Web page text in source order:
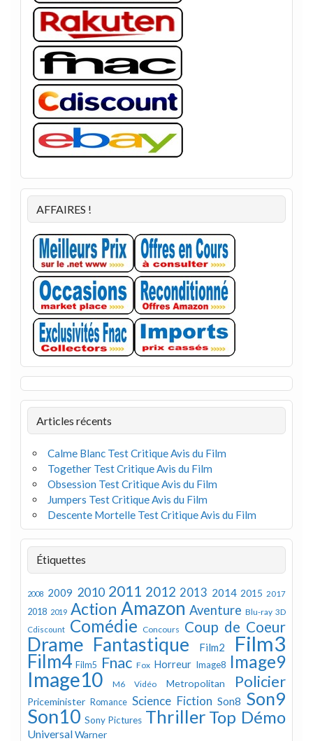
AFFAIRES !
Articles récents
Calme Blanc Test Critique Avis du Film
Together Test Critique Avis du Film
Obsession Test Critique Avis du Film
Jumpers Test Critique Avis du Film
Descente Mortelle Test Critique Avis du Film
Étiquettes
2008 2009 2010 2011 2012 2013 2014 2015 2017
2018 2019 Action Amazon Aventure Blu-ray 3D
Cdiscount Comédie Concours Coup de Coeur
Drame Fantastique Film2 Film3
Film4 Film5 Fnac Fox Horreur Image8 Image9
Image10 M6 Vidéo Metropolitan Policier
Priceminister Romance Science Fiction Son8 Son9
Son10 Sony Pictures Thriller Top Démo
UniversalWarner